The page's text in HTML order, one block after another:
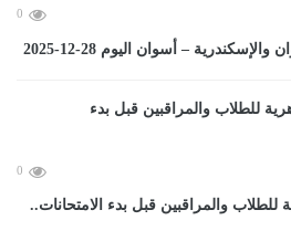
0
– أسوان اليوم 28-12-2025
0
للطلاب والمراقبين قبل بدء الامتحانات..